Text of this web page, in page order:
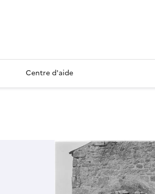
Centre d'aide